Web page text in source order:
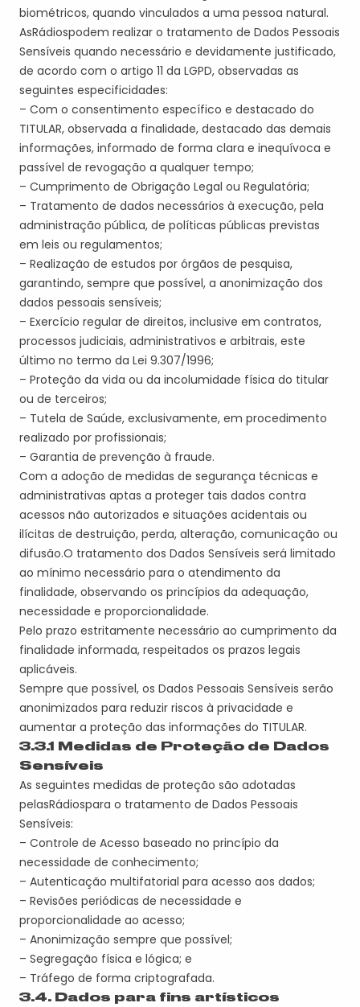
biométricos, quando vinculados a uma pessoa natural.
AsRádiospodem realizar o tratamento de Dados Pessoais
Sensíveis quando necessário e devidamente justificado,
de acordo com o artigo 11 da LGPD, observadas as
seguintes especificidades:
– Com o consentimento específico e destacado do
TITULAR, observada a finalidade, destacado das demais
informações, informado de forma clara e inequívoca e
passível de revogação a qualquer tempo;
– Cumprimento de Obrigação Legal ou Regulatória;
– Tratamento de dados necessários à execução, pela
administração pública, de políticas públicas previstas
em leis ou regulamentos;
– Realização de estudos por órgãos de pesquisa,
garantindo, sempre que possível, a anonimização dos
dados pessoais sensíveis;
– Exercício regular de direitos, inclusive em contratos,
processos judiciais, administrativos e arbitrais, este
último no termo da Lei 9.307/1996;
– Proteção da vida ou da incolumidade física do titular
ou de terceiros;
– Tutela de Saúde, exclusivamente, em procedimento
realizado por profissionais;
– Garantia de prevenção à fraude.
Com a adoção de medidas de segurança técnicas e
administrativas aptas a proteger tais dados contra
acessos não autorizados e situações acidentais ou
ilícitas de destruição, perda, alteração, comunicação ou
difusão.O tratamento dos Dados Sensíveis será limitado
ao mínimo necessário para o atendimento da
finalidade, observando os princípios da adequação,
necessidade e proporcionalidade.
Pelo prazo estritamente necessário ao cumprimento da
finalidade informada, respeitados os prazos legais
aplicáveis.
Sempre que possível, os Dados Pessoais Sensíveis serão
anonimizados para reduzir riscos à privacidade e
aumentar a proteção das informações do TITULAR.
3.3.1 Medidas de Proteção de Dados
Sensíveis
As seguintes medidas de proteção são adotadas
pelasRádiospara o tratamento de Dados Pessoais
Sensíveis:
– Controle de Acesso baseado no princípio da
necessidade de conhecimento;
– Autenticação multifatorial para acesso aos dados;
– Revisões periódicas de necessidade e
proporcionalidade ao acesso;
– Anonimização sempre que possível;
– Segregação física e lógica; e
– Tráfego de forma criptografada.
3.4. Dados para fins artísticos